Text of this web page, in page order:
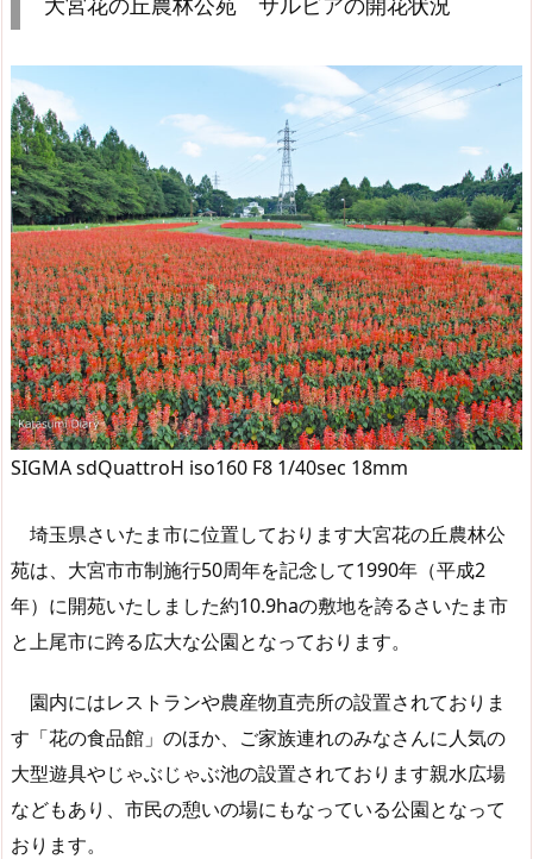
SIGMA sdQuattroH iso160 F8 1/40sec 18mm
埼玉県さいたま市に位置しております大宮花の丘農林公
苑は、大宮市市制施行50周年を記念して1990年（平成2
年）に開苑いたしました約10.9haの敷地を誇るさいたま市
と上尾市に跨る広大な公園となっております。
園内にはレストランや農産物直売所の設置されておりま
す「花の食品館」のほか、ご家族連れのみなさんに人気の
大型遊具やじゃぶじゃぶ池の設置されております親水広場
などもあり、市民の憩いの場にもなっている公園となって
おります。